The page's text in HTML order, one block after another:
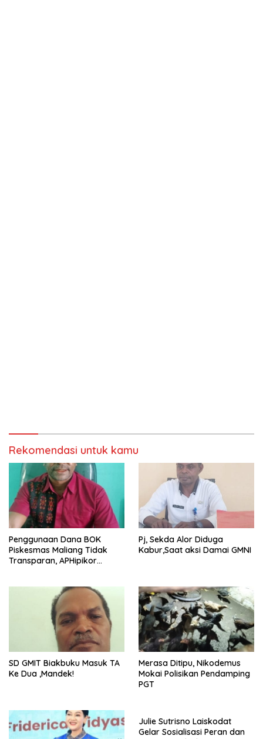
Rekomendasi untuk kamu
Penggunaan Dana BOK
Piskesmas Maliang Tidak
Transparan, APHipikor
Pj, Sekda Alor Diduga
Kabur,Saat aksi Damai GMNI
SD GMIT Biakbuku Masuk TA
Ke Dua ,Mandek!
Merasa Ditipu, Nikodemus
Mokai Polisikan Pendamping
PGT
Julie Sutrisno Laiskodat
Gelar Sosialisasi Peran dan